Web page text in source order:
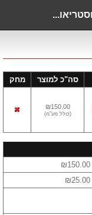
סה"כ למוצר מחק
₪150.00
(כולל מע"מ)
₪150.00
₪25.00